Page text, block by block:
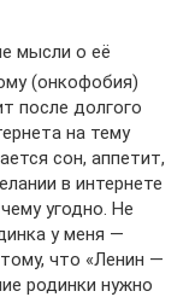
мысли о её
(онкофобия)
после долгого
на тему
сон, аппетит,
в интернете
угодно. Не
у меня —
что «Ленин —
родинки нужно